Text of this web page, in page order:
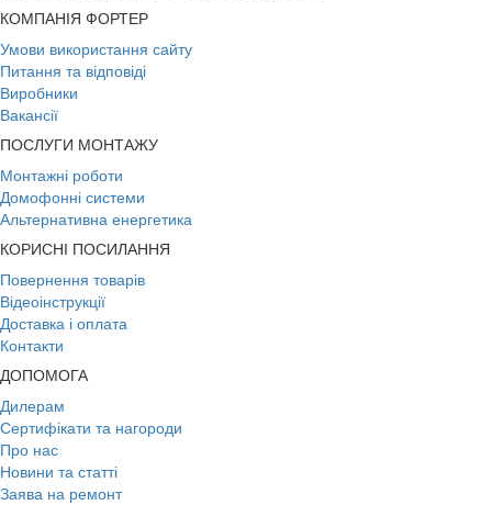
КОМПАНІЯ ФОРТЕР
Умови використання сайту
Питання та відповіді
Виробники
Вакансії
ПОСЛУГИ МОНТАЖУ
Монтажні роботи
Домофонні системи
Альтернативна енергетика
КОРИСНІ ПОСИЛАННЯ
Повернення товарів
Відеоінструкції
Доставка і оплата
Контакти
ДОПОМОГА
Дилерам
Сертифікати та нагороди
Про нас
Новини та статті
Заява на ремонт